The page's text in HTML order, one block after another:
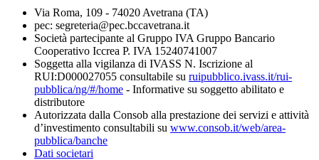
Via Roma, 109 - 74020 Avetrana (TA)
pec: segreteria@pec.bccavetrana.it
Società partecipante al Gruppo IVA Gruppo Bancario
Cooperativo Iccrea P. IVA 15240741007
Soggetta alla vigilanza di IVASS N. Iscrizione al
RUI:D000027055 consultabile su ruipubblico.ivass.it/rui-
pubblica/ng/#/home - Informative su soggetto abilitato e
distributore
Autorizzata dalla Consob alla prestazione dei servizi e attività
d’investimento consultabili su www.consob.it/web/area-
pubblica/banche
Dati societari